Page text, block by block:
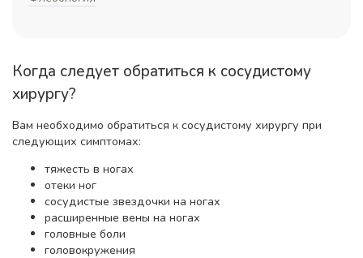
Когда следует обратиться к сосудистому
хирургу?
Вам необходимо обратиться к сосудистому хирургу при
следующих симптомах:
тяжесть в ногах
отеки ног
сосудистые звездочки на ногах
расширенные вены на ногах
головные боли
головокружения